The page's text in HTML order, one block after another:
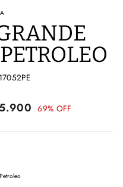
69% OFF
Petroleo